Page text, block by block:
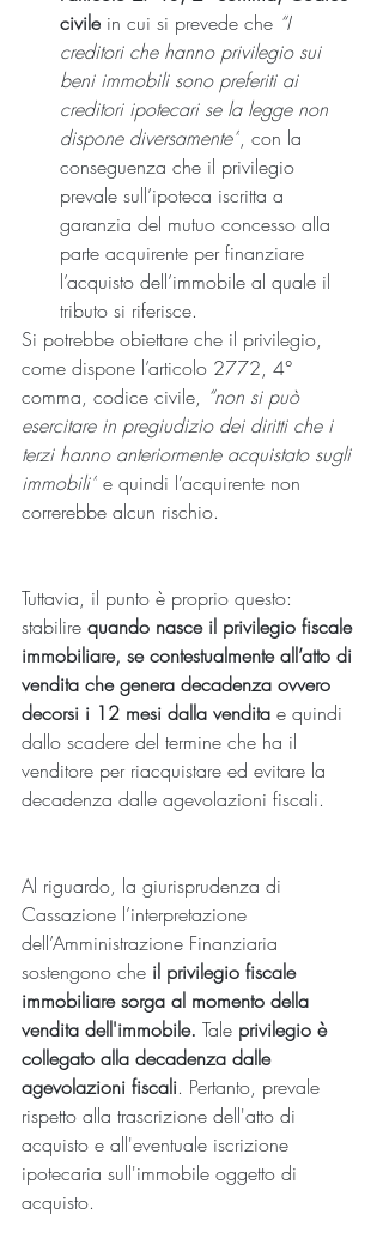
civile in cui si prevede che “I
creditori che hanno privilegio sui
beni immobili sono preferiti ai
creditori ipotecari se la legge non
dispone diversamente”, con la
conseguenza che il privilegio
prevale sull’ipoteca iscritta a
garanzia del mutuo concesso alla
parte acquirente per finanziare
l’acquisto dell’immobile al quale il
tributo si riferisce.
Si potrebbe obiettare che il privilegio,
come dispone l’articolo 2772, 4°
comma, codice civile, “non si può
esercitare in pregiudizio dei diritti che i
terzi hanno anteriormente acquistato sugli
immobili” e quindi l’acquirente non
correrebbe alcun rischio.
Tuttavia, il punto è proprio questo:
stabilire quando nasce il privilegio fiscale
immobiliare, se contestualmente all’atto di
vendita che genera decadenza ovvero
decorsi i 12 mesi dalla vendita e quindi
dallo scadere del termine che ha il
venditore per riacquistare ed evitare la
decadenza dalle agevolazioni fiscali.
Al riguardo, la giurisprudenza di
Cassazione l’interpretazione
dell’Amministrazione Finanziaria
sostengono che il privilegio fiscale
immobiliare sorga al momento della
vendita dell'immobile. Tale privilegio è
collegato alla decadenza dalle
agevolazioni fiscali. Pertanto, prevale
rispetto alla trascrizione dell'atto di
acquisto e all'eventuale iscrizione
ipotecaria sull'immobile oggetto di
acquisto.